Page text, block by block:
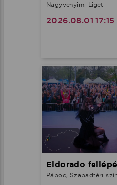
Nagyvenyim, Liget
2026.08.01 17:15
Eldorado
Pápoc, Szabadtéri